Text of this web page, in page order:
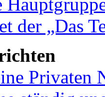
der „Das
Privaten